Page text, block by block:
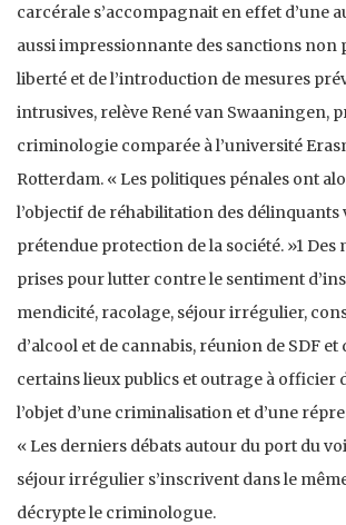
carcérale s’accompagnait en effet d’une
aussi impressionnante des sanctions non
liberté et de l’introduction de mesures
intrusives, relève René van Swaaningen,
criminologie comparée à l’université
Rotterdam. « Les politiques pénales ont
l’objectif de réhabilitation des délinquants
prétendue protection de la société. »1 Des
prises pour lutter contre le sentiment
mendicité, racolage, séjour irrégulier,
d’alcool et de cannabis, réunion de SDF et
certains lieux publics et outrage à officier
l’objet d’une criminalisation et d’une
« Les derniers débats autour du port du
séjour irrégulier s’inscrivent dans le
décrypte le criminologue.